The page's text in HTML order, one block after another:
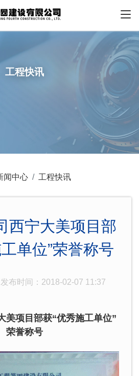
工程快讯
闻中心 工程快讯
西宁大美项目部
单位”荣誉称号
发布时间：2018-02-07 11:37
美项目部获“优秀施工单位”
荣誉称号